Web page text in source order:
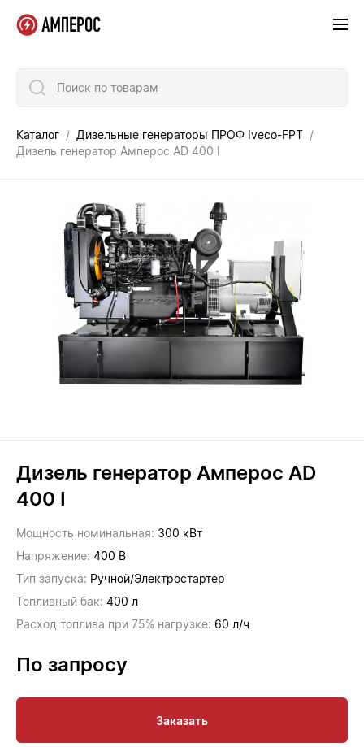
Поиск по товарам
Каталог
Дизельные генераторы ПРОФ Iveco-FPT
Дизель генератор Амперос AD 400 I
Дизель генератор Амперос AD
400 I
Мощность номинальная: 300 кВт
Напряжение: 400 В
Тип запуска: Ручной/Электростартер
Топливный бак: 400 л
Расход топлива при 75% нагрузке: 60 л/ч
По запросу
Заказать